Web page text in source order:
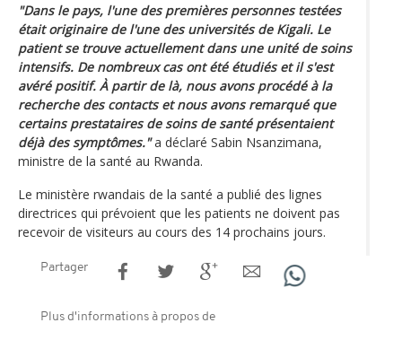
"Dans le pays, l'une des premières personnes testées
était originaire de l'une des universités de Kigali. Le
patient se trouve actuellement dans une unité de soins
intensifs. De nombreux cas ont été étudiés et il s'est
avéré positif. À partir de là, nous avons procédé à la
recherche des contacts et nous avons remarqué que
certains prestataires de soins de santé présentaient
déjà des symptômes."a déclaré Sabin Nsanzimana,
ministre de la santé au Rwanda.
Le ministère rwandais de la santé a publié des lignes
directrices qui prévoient que les patients ne doivent pas
recevoir de visiteurs au cours des 14 prochains jours.
Partager
Plus d'informations à propos de